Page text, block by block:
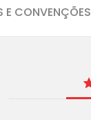
E CONVENÇÕES